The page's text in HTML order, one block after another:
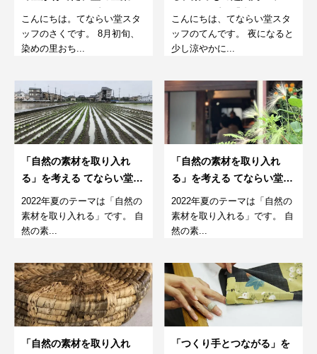
めワークショップ。8月
こんにちは。てならい堂スタ
ッフのさくです。 8月初旬、
染めの里おち...
クショップ。【大人も夏休
みのお子さんもOK編。】
こんにちは、てならい堂スタ
ッフのてんです。 夜になると
少し涼やかに...
「自然の素材を取り入れ
る」を考える てならい堂の
9月
2022年夏のテーマは「自然の
素材を取り入れる」です。 自
然の素...
「自然の素材を取り入れ
る」を考える てならい堂の
8月。
2022年夏のテーマは「自然の
素材を取り入れる」です。 自
然の素...
「自然の素材を取り入れ
「つくり手とつながる」を